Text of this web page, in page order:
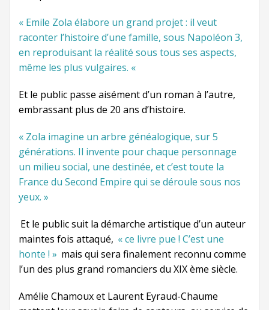
« Emile Zola élabore un grand projet : il veut
raconter l’histoire d’une famille, sous Napoléon 3,
en reproduisant la réalité sous tous ses aspects,
même les plus vulgaires. «
Et le public passe aisément d’un roman à l’autre,
embrassant plus de 20 ans d’histoire.
« Zola imagine un arbre généalogique, sur 5
générations. Il invente pour chaque personnage
un milieu social, une destinée, et c’est toute la
France du Second Empire qui se déroule sous nos
yeux. »
Et le public suit la démarche artistique d’un auteur
maintes fois attaqué, « ce livre pue ! C’est une
honte ! » mais qui sera finalement reconnu comme
l’un des plus grand romanciers du XIX ème siècle.
Amélie Chamoux et Laurent Eyraud-Chaume